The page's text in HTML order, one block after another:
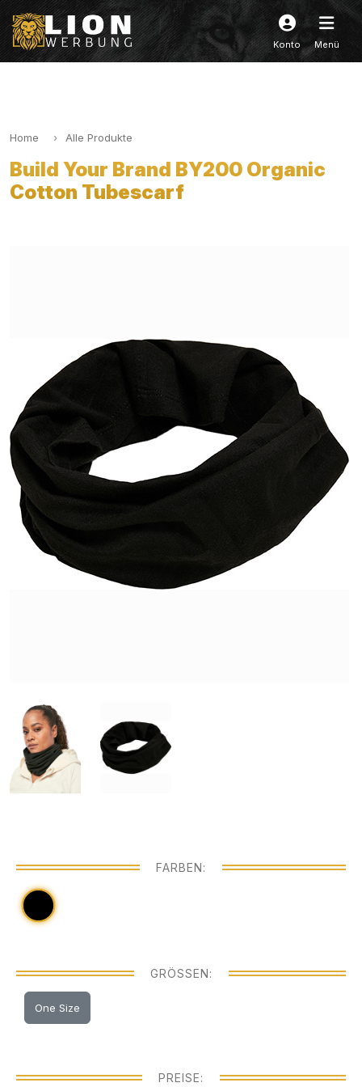
Konto Menü
Home Alle Produkte
Build Your Brand BY200 Organic
Cotton Tubescarf
FARBEN:
GRÖSSEN:
One Size
PREISE: